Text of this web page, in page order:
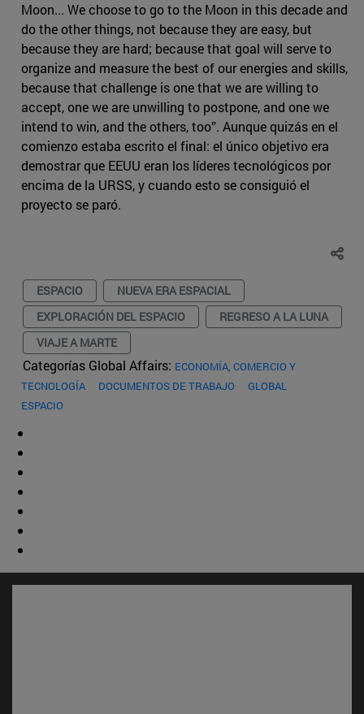
Moon... We choose to go to the Moon in this decade and
do the other things, not because they are easy, but
because they are hard; because that goal will serve to
organize and measure the best of our energies and skills,
because that challenge is one that we are willing to
accept, one we are unwilling to postpone, and one we
intend to win, and the others, too”. Aunque quizás en el
comienzo estaba escrito el final: el único objetivo era
demostrar que EEUU eran los líderes tecnológicos por
encima de la URSS, y cuando esto se consiguió el
proyecto se paró.
ESPACIO
NUEVA ERA ESPACIAL
EXPLORACIÓN DEL ESPACIO
REGRESO A LA LUNA
VIAJE A MARTE
Categorías Global Affairs: ECONOMÍA, COMERCIO Y
TECNOLOGÍA
DOCUMENTOS DE TRABAJO
GLOBAL
ESPACIO